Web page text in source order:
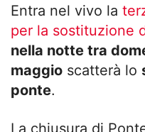
Entra nel vivo la
per la sostituzione
nella notte tra
maggio scatterà lo
ponte.
La chiusura di